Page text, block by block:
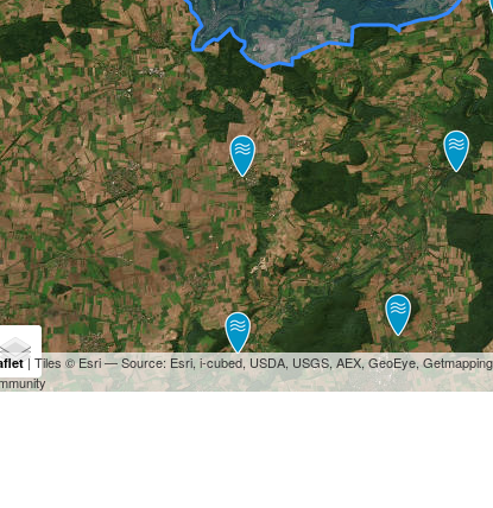
4.0
Aal
| Tiles © Esri — Source: Esri, i-cubed, USDA, USGS, AEX, GeoEye,